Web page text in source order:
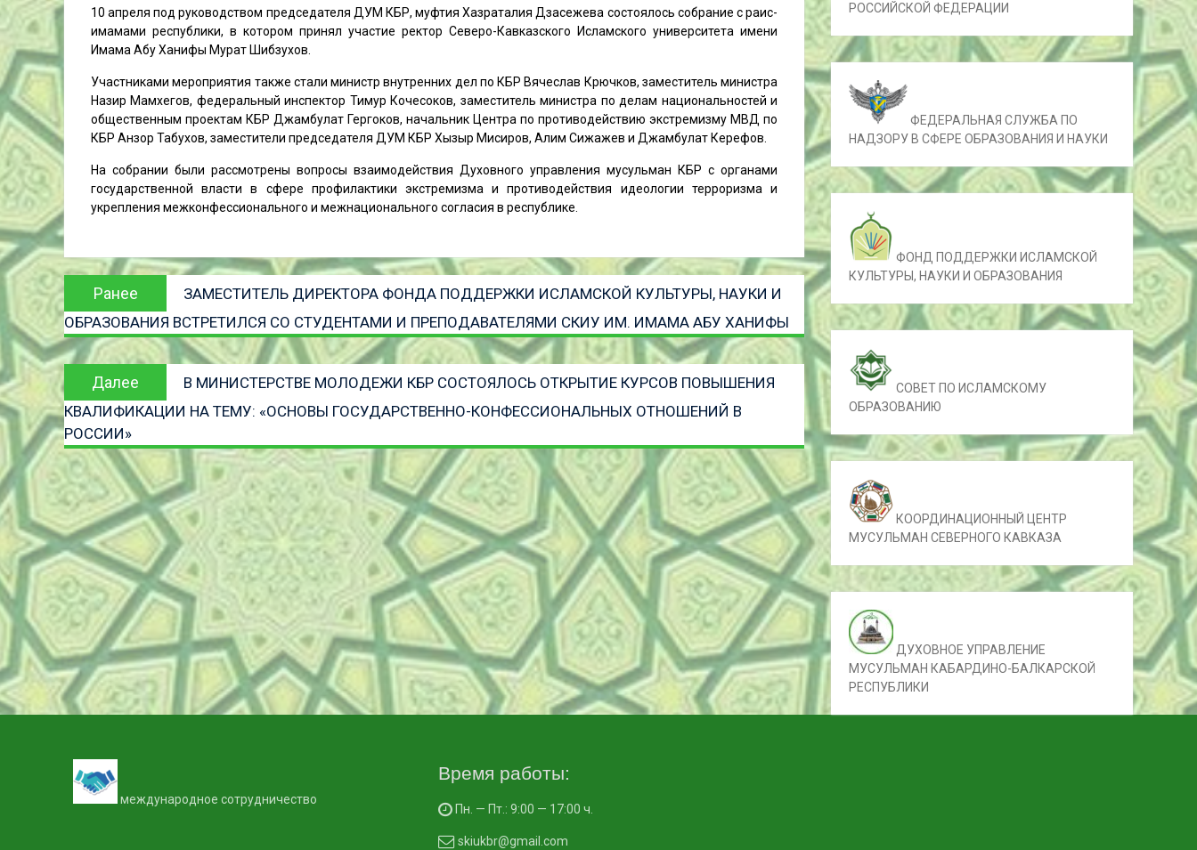
10 апреля под руководством председателя ДУМ КБР, муфтия Хазраталия Дзасежева состоялось собрание с раис-
имамами республики, в котором принял участие ректор Северо-Кавказского Исламского университета имени
Имама Абу Ханифы Мурат Шибзухов.
Участниками мероприятия также стали министр внутренних дел по КБР Вячеслав Крючков, заместитель министра
Назир Мамхегов, федеральный инспектор Тимур Кочесоков, заместитель министра по делам национальностей и
общественным проектам КБР Джамбулат Гергоков, начальник Центра по противодействию экстремизму МВД по
КБР Анзор Табухов, заместители председателя ДУМ КБР Хызыр Мисиров, Алим Сижажев и Джамбулат Керефов.
На собрании были рассмотрены вопросы взаимодействия Духовного управления мусульман КБР с органами
государственной власти в сфере профилактики экстремизма и противодействия идеологии терроризма и
укрепления межконфессионального и межнационального согласия в республике.
Навигация
записям
Ранее
Предыдущая
запись:
ЗАМЕСТИТЕЛЬ ДИРЕКТОРА ФОНДА ПОДДЕРЖКИ ИСЛАМСКОЙ КУЛЬТУРЫ, НАУКИ И
ОБРАЗОВАНИЯ ВСТРЕТИЛСЯ СО СТУДЕНТАМИ И ПРЕПОДАВАТЕЛЯМИ СКИУ ИМ. ИМАМА АБУ ХАНИФЫ
Далее
Следующая
запись
В МИНИСТЕРСТВЕ МОЛОДЕЖИ КБР СОСТОЯЛОСЬ ОТКРЫТИЕ КУРСОВ ПОВЫШЕНИЯ
КВАЛИФИКАЦИИ НА ТЕМУ: «ОСНОВЫ ГОСУДАРСТВЕННО-КОНФЕССИОНАЛЬНЫХ ОТНОШЕНИЙ В
РОССИИ»
РОССИЙСКОЙ ФЕДЕРАЦИИ
ФЕДЕРАЛЬНАЯ СЛУЖБА ПО
НАДЗОРУ В СФЕРЕ ОБРАЗОВАНИЯ И НАУКИ
ФОНД ПОДДЕРЖКИ ИСЛАМСКОЙ
КУЛЬТУРЫ, НАУКИ И ОБРАЗОВАНИЯ
СОВЕТ ПО ИСЛАМСКОМУ
ОБРАЗОВАНИЮ
КООРДИНАЦИОННЫЙ ЦЕНТР
МУСУЛЬМАН СЕВЕРНОГО КАВКАЗА
ДУХОВНОЕ УПРАВЛЕНИЕ
МУСУЛЬМАН КАБАРДИНО-БАЛКАРСКОЙ
РЕСПУБЛИКИ
международное сотрудничество
Время работы:
Пн. — Пт.: 9:00 — 17:00 ч.
skiukbr@gmail.com